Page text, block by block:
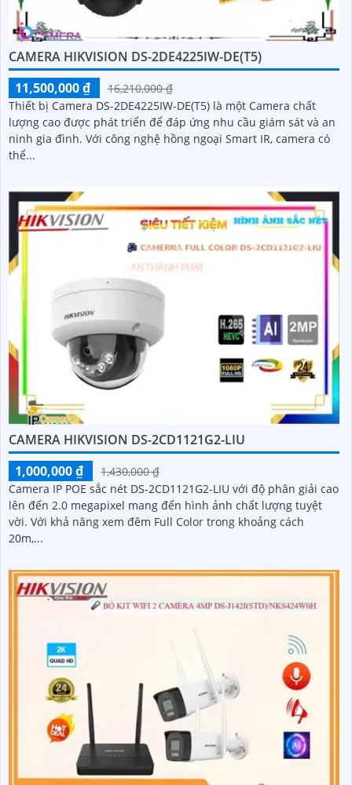
CAMERA HIKVISION DS-2DE4225IW-DE(T5)
11,500,000 ₫
16,210,000 ₫
Thiết bị Camera DS-2DE4225IW-DE(T5) là một Camera chất
lượng cao được phát triển để đáp ứng nhu cầu giám sát và an
ninh gia đình. Với công nghệ hồng ngoại Smart IR, camera có
thể...
CAMERA HIKVISION DS-2CD1121G2-LIU
1,000,000 ₫
1,430,000 ₫
Camera IP POE sắc nét DS-2CD1121G2-LIU với độ phân giải cao
lên đến 2.0 megapixel mang đến hình ảnh chất lượng tuyệt
vời. Với khả năng xem đêm Full Color trong khoảng cách
20m,...